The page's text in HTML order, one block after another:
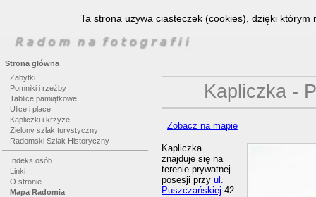
Strona główna
Zabytki
Pomniki i rzeźby
Tablice pamiątkowe
Ulice i place
Kapliczki i krzyże
Zielony szlak turystyczny
Radomski Szlak Historyczny
Indeks osób
Linki
O stronie
Mapa Radomia
Kapliczka -
Zobacz na mapie
Kapliczka
znajduje się na
terenie prywatnej
posesji przy ul.
Puszczańskiej 42.
Ta strona używa ciasteczek (cookies), dzięki którym